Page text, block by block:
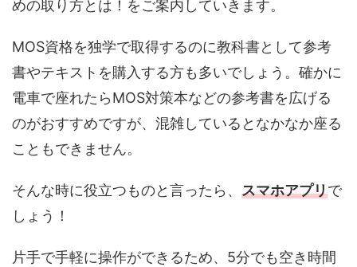
めの取り方とは！をご案内していきます。
MOS資格を独学で取得するのに教科書として参考
書やテキストを購入する方も多いでしょう。確かに
電車で座れたらMOS対策本などの参考書を広げる
のがおすすめですが、混雑しているとなかなか座る
こともできません。
そんな時に役立つものと言ったら、 スマホアプリで
しょう！
片手で手軽に操作ができるため、5分でも空き時間